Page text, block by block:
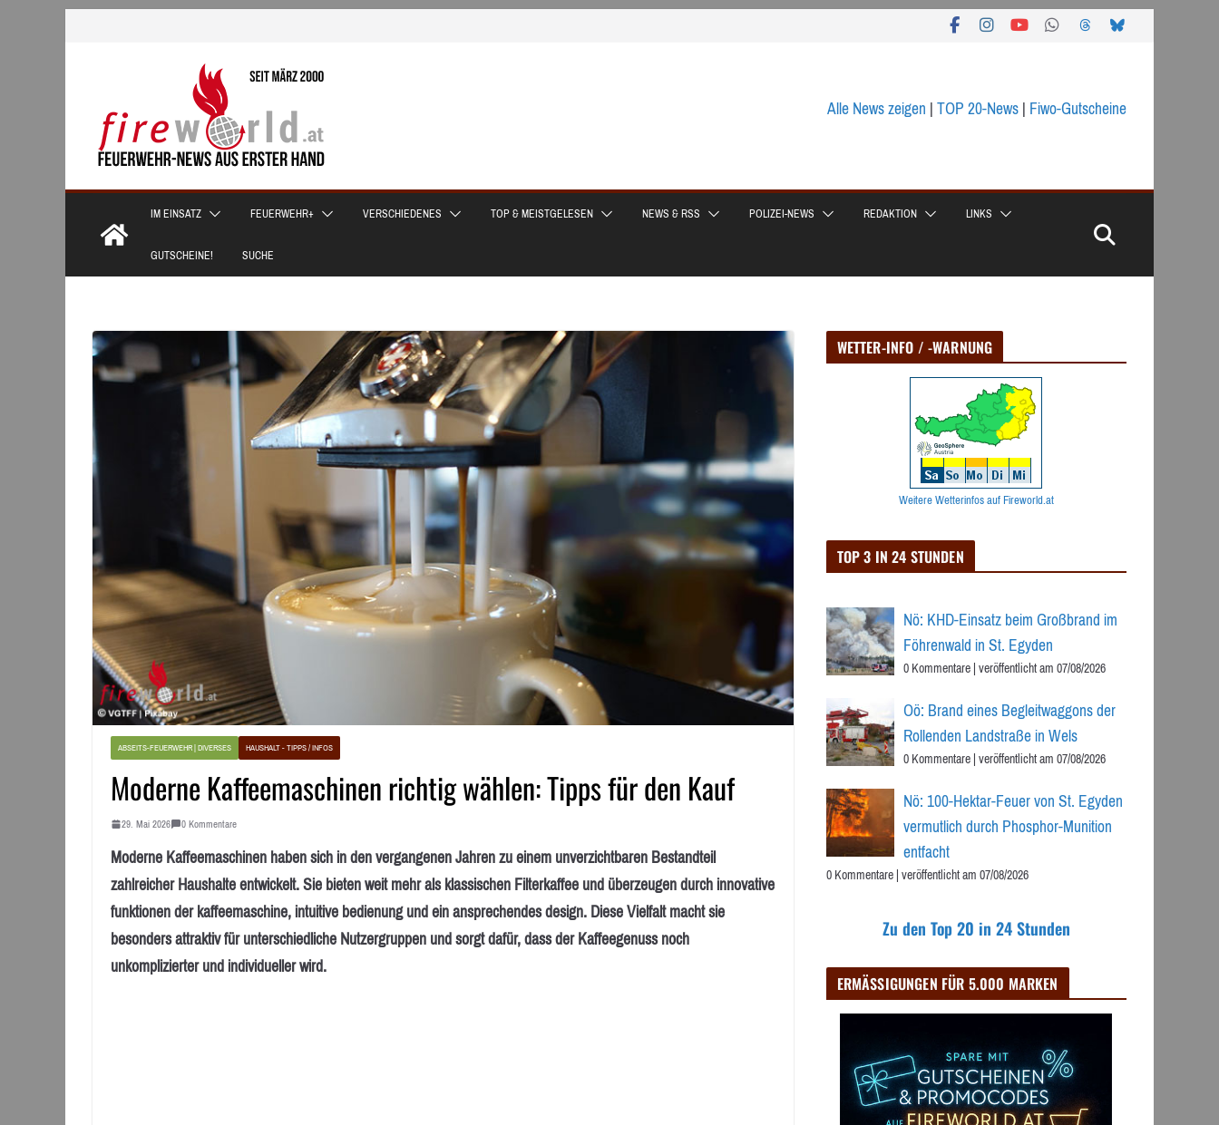
Alle News zeigen|TOP 20-News|Fiwo-Gutscheine
IM EINSATZ FEUERWEHR+ VERSCHIEDENES TOP & MEISTGELESEN NEWS & RSS POLIZEI-NEWS REDAKTION LINKS
GUTSCHEINE! SUCHE
ABSEITS-FEUERWEHR | DIVERSES HAUSHALT - TIPPS / INFOS
Moderne Kaffeemaschinen richtig wählen: Tipps für den Kauf
29. Mai 2026 0 Kommentare
Moderne Kaffeemaschinen haben sich in den vergangenen Jahren zu einem unverzichtbaren Bestandteil
zahlreicher Haushalte entwickelt. Sie bieten weit mehr als klassischen Filterkaffee und überzeugen durch innovative
funktionen der kaffeemaschine, intuitive bedienung und ein ansprechendes design. Diese Vielfalt macht sie
besonders attraktiv für unterschiedliche Nutzergruppen und sorgt dafür, dass der Kaffeegenuss noch
unkomplizierter und individueller wird.
WETTER-INFO / -WARNUNG
Weitere Wetterinfos auf Fireworld.at
TOP 3 IN 24 STUNDEN
Nö: KHD-Einsatz beim Großbrand im
Föhrenwald in St. Egyden
0 Kommentare|veröffentlicht am 07/08/2026
Oö: Brand eines Begleitwaggons der
Rollenden Landstraße in Wels
0 Kommentare|veröffentlicht am 07/08/2026
Nö: 100-Hektar-Feuer von St. Egyden
vermutlich durch Phosphor-Munition
entfacht
0 Kommentare|veröffentlicht am 07/08/2026
Zu den Top 20 in 24 Stunden
ERMÄSSIGUNGEN FÜR 5.000 MARKEN